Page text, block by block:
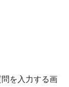
を入力する画